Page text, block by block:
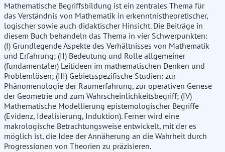
Mathematische Begriffsbildung ist ein zentrales Thema für
das Verständnis von Mathematik in erkenntnistheoretischer,
logischer sowie auch didaktischer Hinsicht. Die Beiträge in
diesem Buch behandeln das Thema in vier Schwerpunkten:
(I) Grundlegende Aspekte des Verhältnisses von Mathematik
und Erfahrung; (II) Bedeutung und Rolle allgemeiner
(fundamentaler) Leitideen im mathematischen Denken und
Problemlösen; (III) Gebietsspezifische Studien: zur
Phänomenologie der Raumerfahrung, zur operativen Genese
der Geometrie und zum Wahrscheinlichkeitsbegriff; (IV)
Mathematische Modellierung epistemologischer Begriffe
(Evidenz, Idealisierung, Induktion). Ferner wird eine
makrologische Betrachtungsweise entwickelt, mit der es
möglich ist, die Idee der Annäherung an die Wahrheit durch
Progressionen von Theorien zu präzisieren.